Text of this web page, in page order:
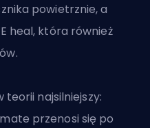
powietrznie, a
heal, która również
najsilniejszy:
przenosi się po